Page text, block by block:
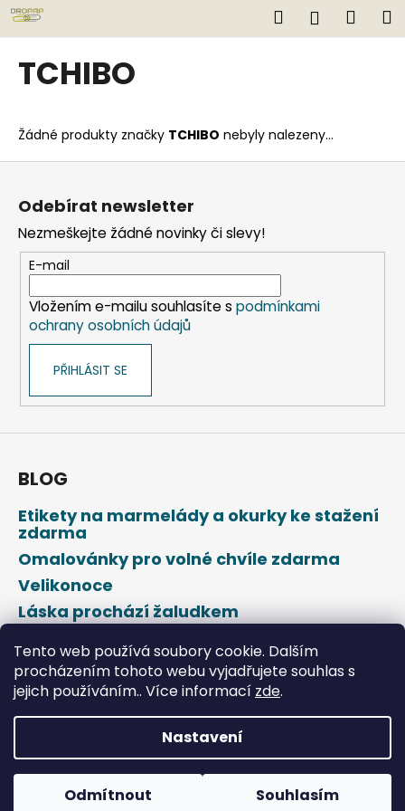
Tento web používá soubory cookie. Dalším
procházením tohoto webu vyjadřujete souhlas s
jejich používáním.. Více informací zde.
Nastavení
Odmítnout Souhlasím
Přejít
na
obsah
Hledat
TCHIBO
Žádné produkty značky TCHIBO nebyly nalezeny...
K
o
o
p
o
t
ř
e
b
e
n
a
í
?
HLEDAT
D
o
o
r
Z
Odebírat newsletter
Nezmeškejte žádné novinky či slevy!
E-mail
Vložením e-mailu souhlasíte s podmínkami
ochrany osobních údajů
PŘIHLÁSIT SE
BLOG
Etikety na marmelády a okurky ke stažení
zdarma
Omalovánky pro volné chvíle zdarma
Velikonoce
Láska prochází žaludkem
Vytvořil Shoptet
Copyright 2026DROPAP . Všechna práva vyhrazena.